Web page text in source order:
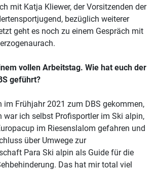
mit Katja Kliewer, der Vorsitzenden der
bezüglich weiterer
geht es noch zu einem Gespräch mit
vollen Arbeitstag. Wie hat euch der
geführt?
im Frühjahr 2021 zum DBS gekommen,
war ich selbst Profisportler im Ski alpin,
im Riesenslalom gefahren und
über Umwege zur
Para Ski alpin als Guide für die
Das hat mir total viel